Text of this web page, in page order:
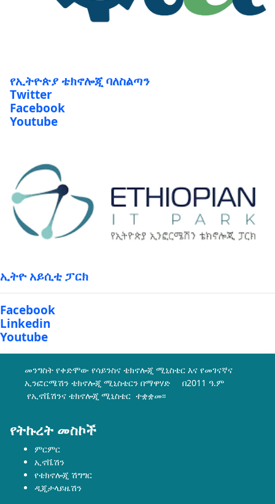
የኢትዮጵያ ቴክኖሎጂ ባለስልጣን
Twitter
Facebook
Youtube
ኢትዮ አይሲቲ ፓርክ
Facebook
Linkedin
Youtube
መንግስት የቀድሞው የሳይንስና ቴክኖሎጂ ሚኒስቴር እና የመገናኛና
ኢንፎርሜሽን ቴክኖሎጂ ሚኒስቴርን በማዋሃድ በ2011 ዓ.ም
የኢኖቬሽንና ቴክኖሎጂ ሚኒስቴር ተቋቋመ፡፡
የትኩረት መስኮች
ምርምር
ኢኖቬሽን
የቴክኖሎጂ ሽግግር
ዲጂታላይዜሽን